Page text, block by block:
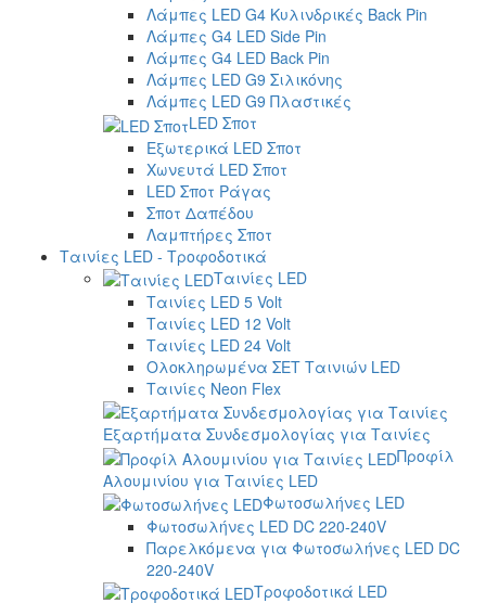
Λάμπες LED G4 Κυλινδρικές Back Pin
Λάμπες G4 LED Side Pin
Λάμπες G4 LED Back Pin
Λάμπες LED G9 Σιλικόνης
Λάμπες LED G9 Πλαστικές
LED Σποτ
Εξωτερικά LED Σποτ
Χωνευτά LED Σποτ
LED Σποτ Ράγας
Σποτ Δαπέδου
Λαμπτήρες Σποτ
Ταινίες LED - Τροφοδοτικά
Ταινίες LED
Ταινίες LED 5 Volt
Ταινίες LED 12 Volt
Ταινίες LED 24 Volt
Ολοκληρωμένα ΣΕΤ Ταινιών LED
Ταινίες Neon Flex
Εξαρτήματα Συνδεσμολογίας για Ταινίες
Προφίλ
Αλουμινίου για Ταινίες LED
Φωτοσωλήνες LED
Φωτοσωλήνες LED DC 220-240V
Παρελκόμενα για Φωτοσωλήνες LED DC
220-240V
Τροφοδοτικά LED